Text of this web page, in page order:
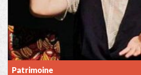
Patrimoine